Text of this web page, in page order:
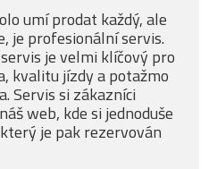
umí prodat každý, ale
je profesionální servis.
je velmi klíčový pro
kvalitu jízdy a potažmo
Servis si zákazníci
web, kde si jednoduše
je pak rezervován